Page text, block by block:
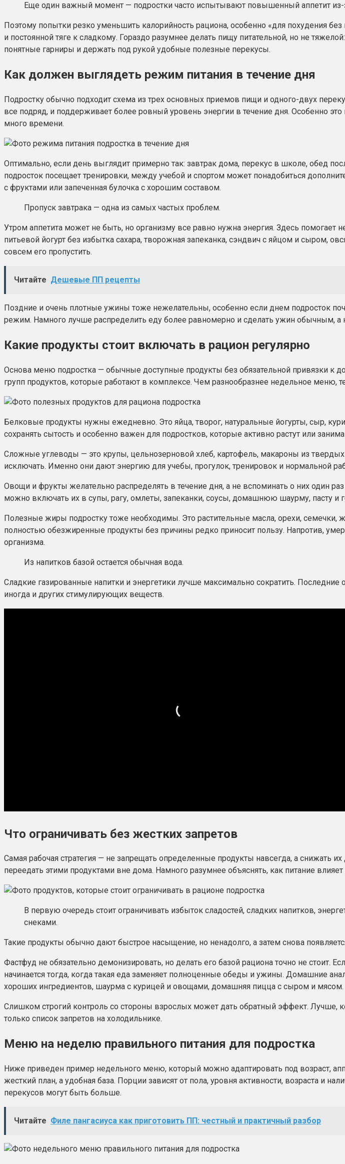
Еще один важный момент — подростки часто испытывают повышенный аппетит из-
Поэтому попытки резко уменьшить калорийность рациона, особенно «для похудения
и постоянной тяге к сладкому. Гораздо разумнее делать пищу питательной, но не
понятные гарниры и держать под рукой удобные полезные перекусы.
Как должен выглядеть режим питания в течение дня
Подростку обычно подходит схема из трех основных приемов пищи и одного-двух
все подряд, и поддерживает более ровный уровень энергии в течение дня. Особенно
много времени.
Оптимально, если день выглядит примерно так: завтрак дома, перекус в школе, обед
подросток посещает тренировки, между учебой и спортом может понадобиться
с фруктами или запеченная булочка с хорошим составом.
Пропуск завтрака — одна из самых частых проблем.
Утром аппетита может не быть, но организму все равно нужна энергия. Здесь помогает
питьевой йогурт без избытка сахара, творожная запеканка, сэндвич с яйцом и сыром,
совсем его пропустить.
Читайте Дешевые ПП рецепты
Поздние и очень плотные ужины тоже нежелательны, особенно если днем подросток
режим. Намного лучше распределить еду более равномерно и сделать ужин обычным,
Какие продукты стоит включать в рацион регулярно
Основа меню подростка — обычные доступные продукты без обязательной привязки к
групп продуктов, которые работают в комплексе. Чем разнообразнее недельное меню,
Белковые продукты нужны ежедневно. Это яйца, творог, натуральные йогурты, сыр,
сохранять сытость и особенно важен для подростков, которые активно растут или
Сложные углеводы — это крупы, цельнозерновой хлеб, картофель, макароны из
исключать. Именно они дают энергию для учебы, прогулок, тренировок и нормальной
Овощи и фрукты желательно распределять в течение дня, а не вспоминать о них один
можно включать их в супы, рагу, омлеты, запеканки, соусы, домашнюю шаурму, пасту и
Полезные жиры подростку тоже необходимы. Это растительные масла, орехи,
полностью обезжиренные продукты без причины редко приносит пользу. Напротив,
организма.
Из напитков базой остается обычная вода.
Сладкие газированные напитки и энергетики лучше максимально сократить.
иногда и других стимулирующих веществ.
Что ограничивать без жестких запретов
Самая рабочая стратегия — не запрещать определенные продукты навсегда, а снижать
переедать этими продуктами вне дома. Намного разумнее объяснять, как питание
В первую очередь стоит ограничивать избыток сладостей, сладких напитков,
снеками.
Такие продукты обычно дают быстрое насыщение, но ненадолго, а затем снова
Фастфуд не обязательно демонизировать, но делать его базой рациона точно не стоит.
начинается тогда, когда такая еда заменяет полноценные обеды и ужины. Домашние
хороших ингредиентов, шаурма с курицей и овощами, домашняя пицца с сыром и мясом.
Слишком строгий контроль со стороны взрослых может дать обратный эффект. Лучше,
только список запретов на холодильнике.
Меню на неделю правильного питания для подростка
Ниже приведен пример недельного меню, который можно адаптировать под возраст,
жесткий план, а удобная база. Порции зависят от пола, уровня активности, возраста и
перекусов могут быть больше.
Читайте Филе пангасиуса как приготовить ПП: честный и практичный разбор